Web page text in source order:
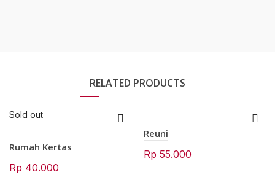
RELATED PRODUCTS
Sold out
Rumah Kertas
Rp 40.000
Reuni
Rp 55.000